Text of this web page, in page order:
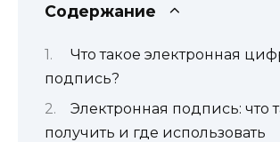
Содержание
Что такое электронная
подпись?
Электронная подпись: что
получить и где использовать